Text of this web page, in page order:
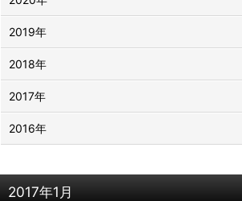
2017年1月
2019年
2018年
2017年
2016年